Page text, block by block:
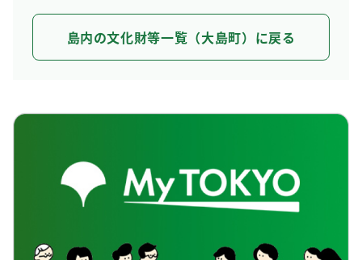
島内の文化財等一覧（大島町）に戻る